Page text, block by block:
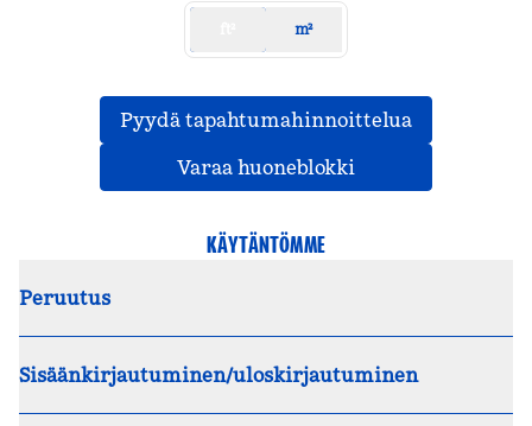
m²
Pyydä tapahtumahinnoittelua,
Varaa huoneblokki
KÄYTÄNTÖMME
Peruutus
Sisäänkirjautuminen/uloskirjautuminen